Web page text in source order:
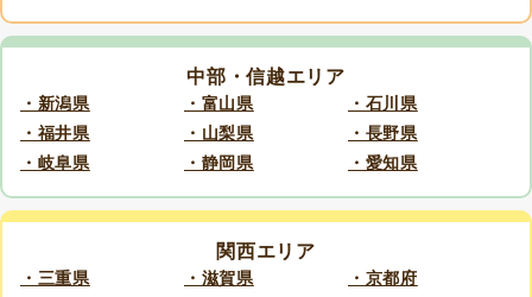
中部・信越エリア
・新潟県 ・富山県
・石川県
・福井県
・山梨県
・長野県
・岐阜県
・静岡県 ・愛知県
関西エリア
・三重県 ・滋賀県
・京都府